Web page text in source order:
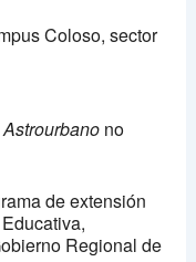
Coloso, sector
Astrourbano no
de extensión
Regional de